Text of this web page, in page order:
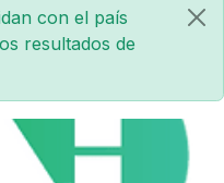
con el país
resultados de